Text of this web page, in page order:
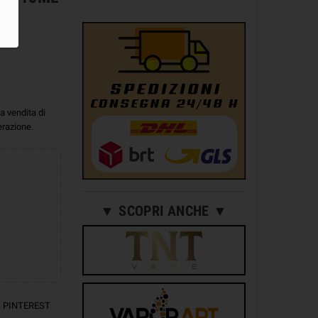
vendita di
PINTEREST
▼ SCOPRI ANCHE ▼